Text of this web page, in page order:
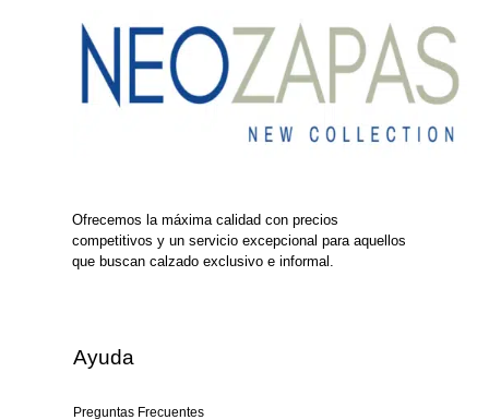
Ofrecemos la máxima calidad con precios
competitivos y un servicio excepcional para aquellos
que buscan calzado exclusivo e informal.
Ayuda
Preguntas Frecuentes